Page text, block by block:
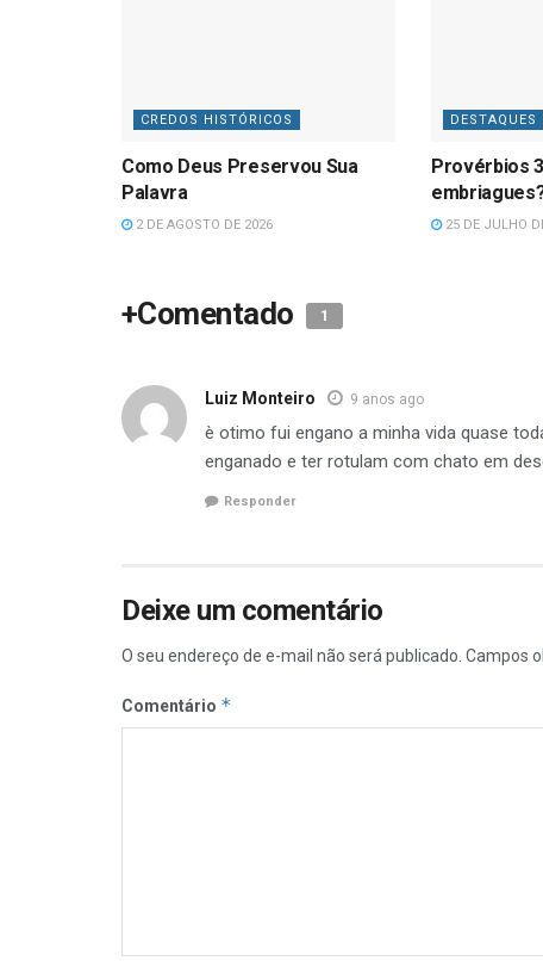
CREDOS HISTÓRICOS
Como Deus Preservou Sua
Palavra
2 DE AGOSTO DE 2026
DESTAQUES
Provérbios
25 DE JULHO
+Comentado 1
Luiz Monteiro 9 anos ago
è otimo fui engano a minha vida quase
enganado e ter rotulam com chato em
Responder
Deixe um comentário
O seu endereço de e-mail não será publicado. Campos
Comentário *